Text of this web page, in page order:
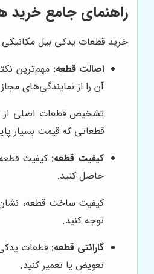
راهنمای جامع خرید
خرید قطعات یدکی بیل
اصالت قطعه: مهم‌ترین
آن را از نمایندگی‌های
تشخیص قطعات اصلی از
قطعاتی که قیمت بسیار
کیفیت قطعه: کیفیت
حاصل کنید.
کیفیت ساخت قطعه،
توجه کنید.
گارانتی قطعه: قطعات
تعویض یا تعمیر کنید.